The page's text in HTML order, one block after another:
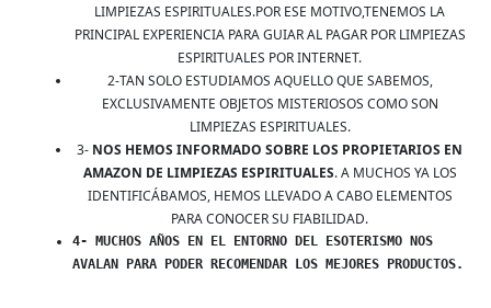
LIMPIEZAS ESPIRITUALES.POR ESE MOTIVO,TENEMOS LA
PRINCIPAL EXPERIENCIA PARA GUIAR AL PAGAR POR LIMPIEZAS
ESPIRITUALES POR INTERNET.
2-TAN SOLO ESTUDIAMOS AQUELLO QUE SABEMOS,
EXCLUSIVAMENTE OBJETOS MISTERIOSOS COMO SON
LIMPIEZAS ESPIRITUALES.
3- NOS HEMOS INFORMADO SOBRE LOS PROPIETARIOS EN
AMAZON DE LIMPIEZAS ESPIRITUALES. A MUCHOS YA LOS
IDENTIFICÁBAMOS, HEMOS LLEVADO A CABO ELEMENTOS
PARA CONOCER SU FIABILIDAD.
4- MUCHOS AÑOS EN EL ENTORNO DEL ESOTERISMO NOS
AVALAN PARA PODER RECOMENDAR LOS MEJORES PRODUCTOS.